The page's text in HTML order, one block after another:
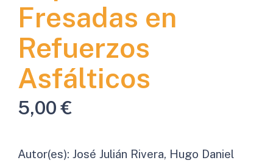
Fresadas en
Refuerzos
Asfálticos
5,00€
Autor(es): José Julián Rivera, Hugo Daniel